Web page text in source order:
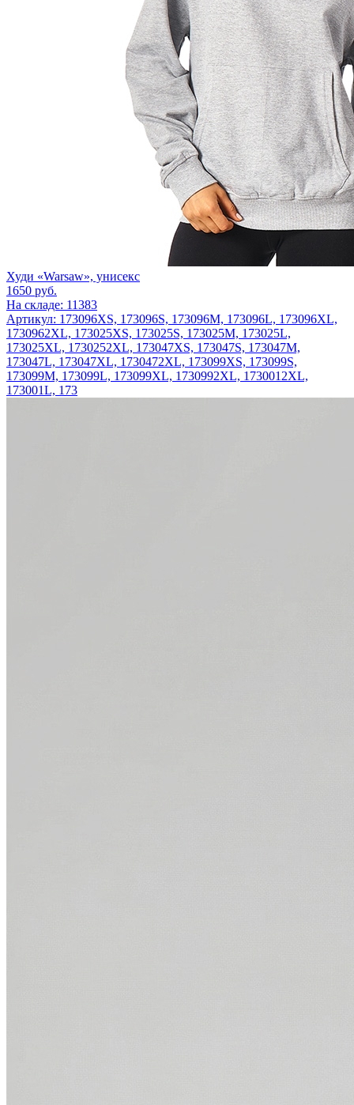
Худи «Warsaw», унисекс
1650 руб.
На складе: 11383
Артикул: 173096XS, 173096S, 173096M, 173096L, 173096XL,
1730962XL, 173025XS, 173025S, 173025M, 173025L,
173025XL, 1730252XL, 173047XS, 173047S, 173047M,
173047L, 173047XL, 1730472XL, 173099XS, 173099S,
173099M, 173099L, 173099XL, 1730992XL, 1730012XL,
173001L, 173